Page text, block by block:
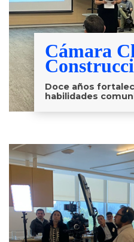
Cámara
Doce años
habilidades